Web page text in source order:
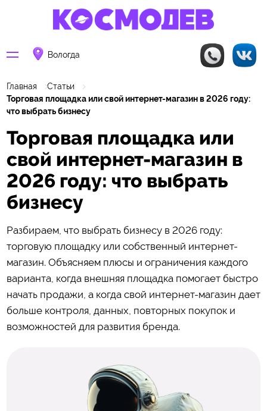
Вологда
Главная
Статьи
Торговая площадка или свой интернет-магазин в 2026 году:
что выбрать бизнесу
Торговая площадка или
свой интернет-магазин в
2026 году: что выбрать
бизнесу
Разбираем, что выбрать бизнесу в 2026 году:
торговую площадку или собственный интернет-
магазин. Объясняем плюсы и ограничения каждого
варианта, когда внешняя площадка помогает быстро
начать продажи, а когда свой интернет-магазин дает
больше контроля, данных, повторных покупок и
возможностей для развития бренда.